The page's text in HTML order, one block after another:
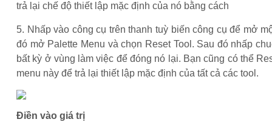
trả lại chế độ thiết lập mặc định của nó bằng cách
5. Nhấp vào công cụ trên thanh tuỳ biến công cụ để mở
đó mở Palette Menu và chọn Reset Tool. Sau đó nhấp
bất kỳ ở vùng làm việc để đóng nó lại. Bạn cũng có thể
menu này để trả lại thiết lập mặc định của tất cả các tool.
Điền vào giá trị